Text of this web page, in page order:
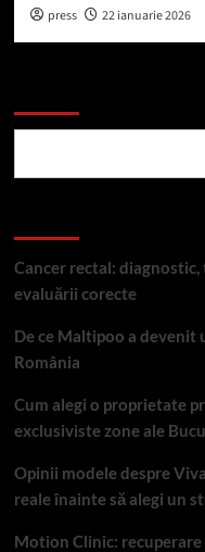
press 22 ianuarie 2026
Cancer rectal:
evaluării corecte
De ce Maltipoo a devenit
România
Cum alegi o proprietate
exclusiviste zone ale
Opinii modele despre
reale înainte să alegi un
Motion Clinic: